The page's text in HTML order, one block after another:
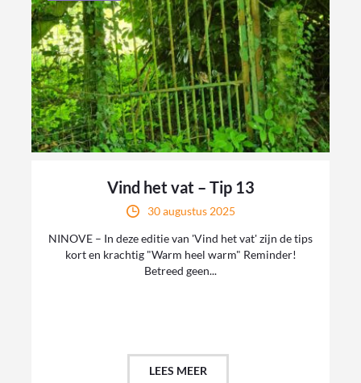
Vind het vat – Tip 13
30 augustus 2025
NINOVE – In deze editie van 'Vind het vat' zijn de tips
kort en krachtig "Warm heel warm" Reminder!
Betreed geen...
LEES MEER